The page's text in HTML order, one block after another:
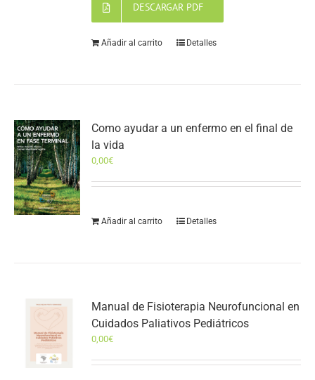
DESCARGAR PDF
Añadir al carrito Detalles
Como ayudar a un enfermo en el final de
la vida
0,00€
Añadir al carrito Detalles
Manual de Fisioterapia Neurofuncional en
Cuidados Paliativos Pediátricos
0,00€